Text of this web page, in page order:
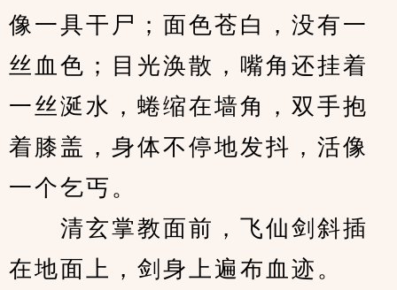
像一具干尸；面色苍白，没有一
丝血色；目光涣散，嘴角还挂着
一丝涎水，蜷缩在墙角，双手抱
着膝盖，身体不停地发抖，活像
一个乞丐。
清玄掌教面前，飞仙剑斜插
在地面上，剑身上遍布血迹。